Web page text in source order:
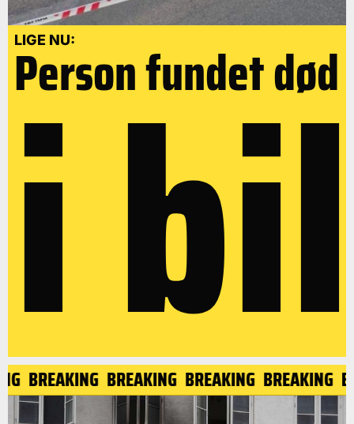
LIGE NU:
Person fundet død
i bil
BREAKING BREAKING BREAKING BREAKING